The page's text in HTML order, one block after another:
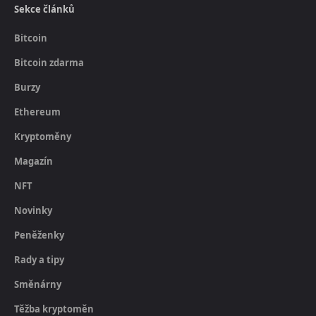
Sekce článků
Bitcoin
Bitcoin zdarma
Burzy
Ethereum
Kryptoměny
Magazín
NFT
Novinky
Peněženky
Rady a tipy
Směnárny
Těžba kryptoměn